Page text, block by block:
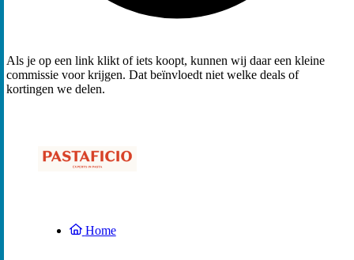
Als je op een link klikt of iets koopt, kunnen wij daar een kleine
commissie voor krijgen. Dat beïnvloedt niet welke deals of
kortingen we delen.
Home